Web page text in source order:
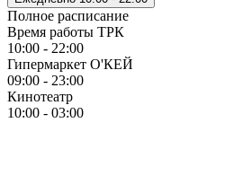
Полное расписание
Время работы ТРК
10:00 - 22:00
Гипермаркет О'КЕЙ
09:00 - 23:00
Кинотеатр
10:00 - 03:00